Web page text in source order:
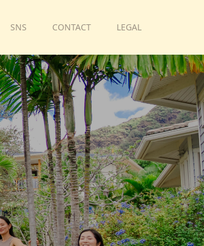
SNS CONTACT LEGAL